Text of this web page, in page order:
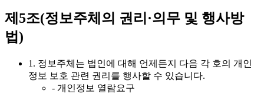
제5조(정보주체의 권리·의무 및 행사방
법)
1. 정보주체는 법인에 대해 언제든지 다음 각 호의 개인
정보 보호 관련 권리를 행사할 수 있습니다.
- 개인정보 열람요구